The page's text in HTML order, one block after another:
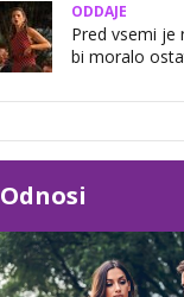
ODDAJE
Pred vsemi je
bi moralo
Odnosi